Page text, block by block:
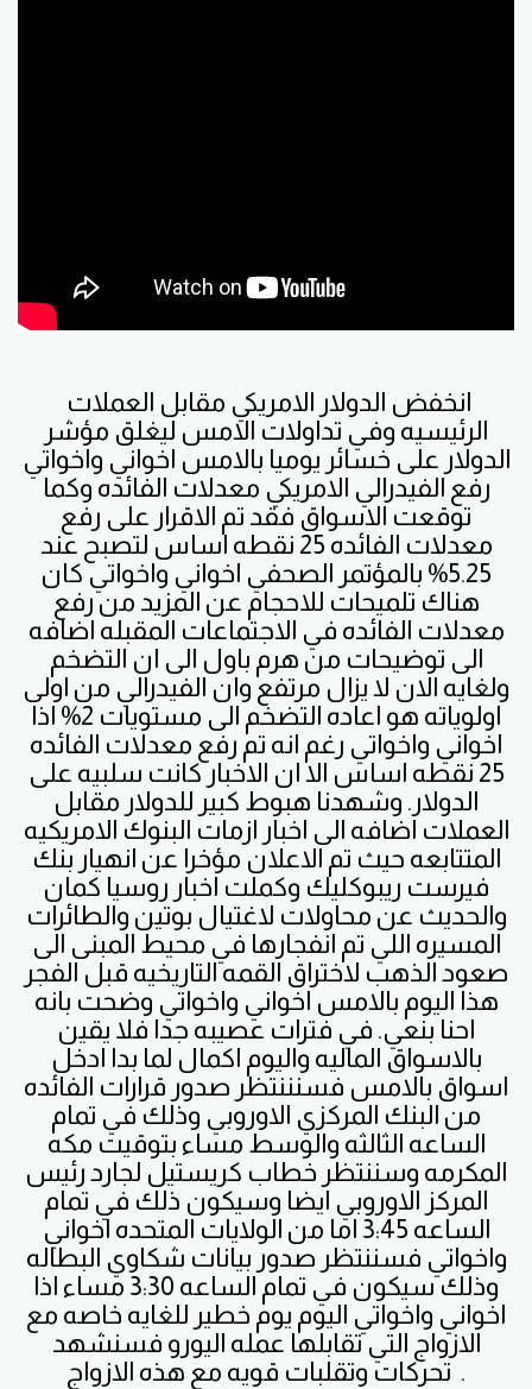
الرئيسيه وفي تداولات الامس ليغلق مؤشر
الدولار على خسائر يوميا بالامس اخواني واخواتي
رفع الفيدرالي الامريكي معدلات الفائده وكما
توقعت الاسواق فقد تم الاقرار على رفع
معدلات الفائده 25 نقطه اساس لتصبح عند
5.25% بالمؤتمر الصحفي اخواني واخواتي كان
هناك تلميحات للاحجام عن المزيد من رفع
معدلات الفائده في الاجتماعات المقبله اضافه
الى توضيحات من هرم باول الى ان التضخم
ولغايه الان لا يزال مرتفع وان الفيدرالي من اولى
اولوياته هو اعاده التضخم الى مستويات 2% اذا
اخواني واخواتي رغم انه تم رفع معدلات الفائده
25 نقطه اساس الا ان الاخبار كانت سلبيه على
الدولار. وشهدنا هبوط كبير للدولار مقابل
العملات اضافه الى اخبار ازمات البنوك الامريكيه
المتتابعه حيث تم الاعلان مؤخرا عن انهيار بنك
فيرست ريبوكليك وكملت اخبار روسيا كمان
والحديث عن محاولات لاغتيال بوتين والطائرات
المسيره اللي تم انفجارها في محيط المبنى الى
صعود الذهب لاختراق القمه التاريخيه قبل الفجر
هذا اليوم بالامس اخواني واخواتي وضحت بانه
احنا بنعي. في فترات عصيبه جدا فلا يقين
بالاسواق الماليه واليوم اكمال لما بدا ادخل
اسواق بالامس فسنننتظر صدور قرارات الفائده
من البنك المركزي الاوروبي وذلك في تمام
الساعه الثالثه والوسط مساء بتوقيت مكه
المكرمه وسننتظر خطاب كريستيل لجارد رئيس
المركز الاوروبي ايضا وسيكون ذلك في تمام
الساعه 3:45 اما من الولايات المتحده اخواني
واخواتي فسننتظر صدور بيانات شكاوي البطاله
وذلك سيكون في تمام الساعه 3:30 مساء اذا
اخواني واخواتي اليوم يوم خطير للغايه خاصه مع
الازواج التي تقابلها عمله اليورو فسنشهد
تحركات وتقلبات قويه مع هذه الازواج .